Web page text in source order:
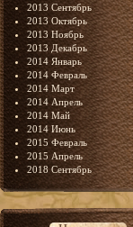
2013 Сентябрь
2013 Октябрь
2013 Ноябрь
2013 Декабрь
2014 Январь
2014 Февраль
2014 Март
2014 Апрель
2014 Май
2014 Июнь
2015 Февраль
2015 Апрель
2018 Сентябрь